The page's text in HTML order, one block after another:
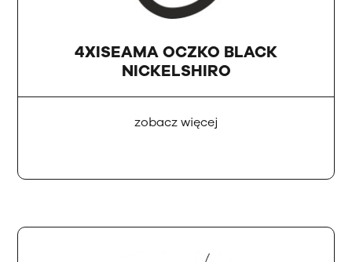
4XISEAMA OCZKO BLACK
NICKELSHIRO
zobacz więcej